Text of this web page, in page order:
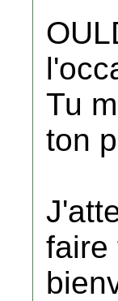
Tu
ton
faire